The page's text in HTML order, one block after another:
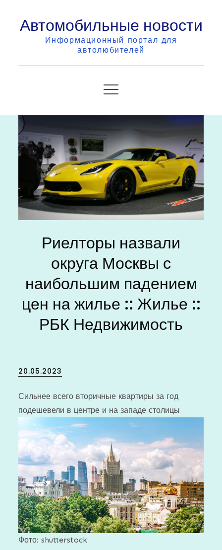
contentАвтомобильные новости
Информационный портал для
автолюбителей
Риелторы назвали
округа Москвы с
наибольшим падением
цен на жилье :: Жилье ::
РБК Недвижимость
Posted
20.05.2023
Сильнее всего вторичные квартиры за год
подешевели в центре и на западе столицы
Фото: shutterstock